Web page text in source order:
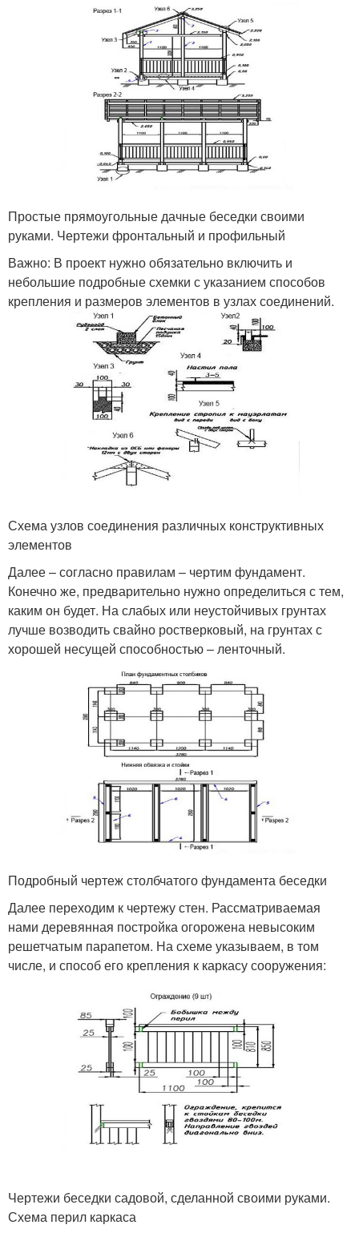
Простые прямоугольные дачные беседки своими
руками. Чертежи фронтальный и профильный
Важно: В проект нужно обязательно включить и
небольшие подробные схемки с указанием способов
крепления и размеров элементов в узлах соединений.
Схема узлов соединения различных конструктивных
элементов
Далее – согласно правилам – чертим фундамент.
Конечно же, предварительно нужно определиться с тем,
каким он будет. На слабых или неустойчивых грунтах
лучше возводить свайно ростверковый, на грунтах с
хорошей несущей способностью – ленточный.
Подробный чертеж столбчатого фундамента беседки
Далее переходим к чертежу стен. Рассматриваемая
нами деревянная постройка огорожена невысоким
решетчатым парапетом. На схеме указываем, в том
числе, и способ его крепления к каркасу сооружения:
Чертежи беседки садовой, сделанной своими руками.
Схема перил каркаса